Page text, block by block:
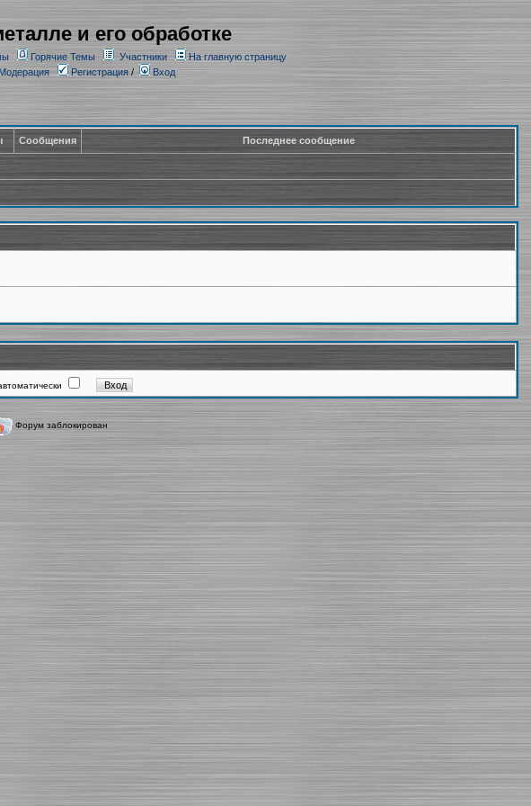
и его обработке
Горячие Темы Участники
На главную страницу
Регистрация/ Вход
Сообщения Последнее сообщение
Форум заблокирован